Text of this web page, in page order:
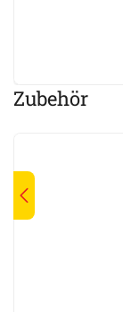
Zubehör